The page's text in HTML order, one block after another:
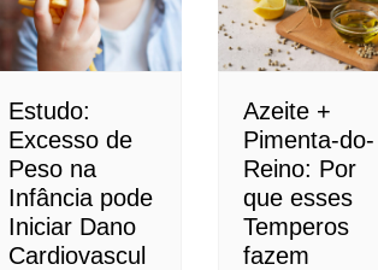
Estudo:
Excesso de
Peso na
Infância pode
Iniciar Dano
Cardiovascul
Azeite +
Pimenta-do-
Reino: Por
que esses
Temperos
fazem